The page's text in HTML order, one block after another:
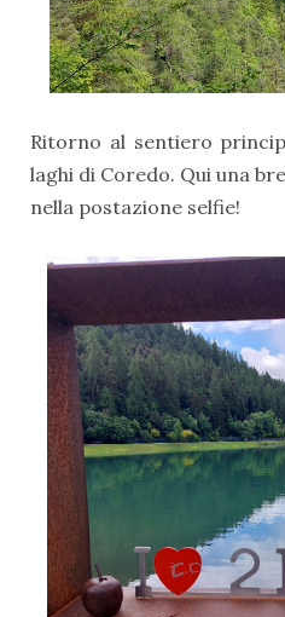
Ritorno al sentiero
laghi di Coredo. Qui una
nella postazione selfie!